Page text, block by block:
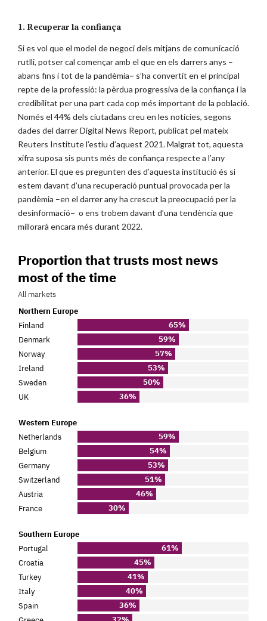
1. Recuperar la confiança
Si es vol que el model de negoci dels mitjans de comunicació
rutlli, potser cal començar amb el que en els darrers anys –
abans fins i tot de la pandèmia– s’ha convertit en el principal
repte de la professió: la pèrdua progressiva de la confiança i la
credibilitat per una part cada cop més important de la població.
Només el 44% dels ciutadans creu en les notícies, segons
dades del darrer Digital News Report, publicat pel mateix
Reuters Institute l’estiu d’aquest 2021. Malgrat tot, aquesta
xifra suposa sis punts més de confiança respecte a l’any
anterior. El que es pregunten des d’aquesta institució és si
estem davant d’una recuperació puntual provocada per la
pandèmia –en el darrer any ha crescut la preocupació per la
desinformació– o ens trobem davant d’una tendència que
millorarà encara més durant 2022.